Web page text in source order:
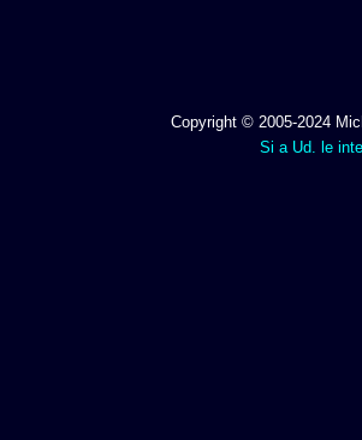
Copyright © 2005-2024
Si a Ud. le